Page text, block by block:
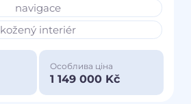
navigace
kožený interiér
Особлива ціна
1 149 000 Kč